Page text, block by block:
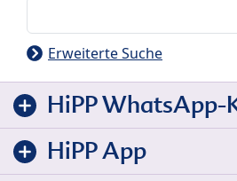
Erweiterte Suche
HiPP WhatsApp-
HiPP App